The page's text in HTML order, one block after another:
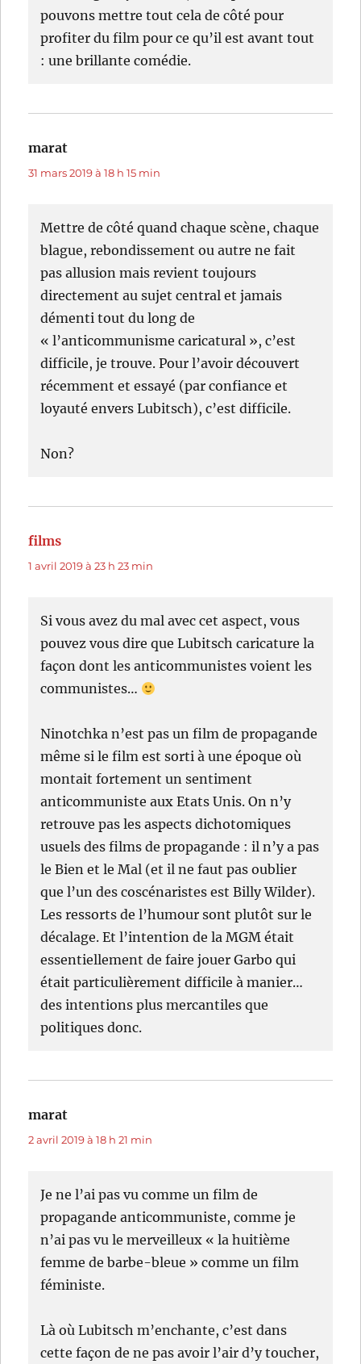
pouvons mettre tout cela de côté pour
profiter du film pour ce qu’il est avant tout
: une brillante comédie.
marat
31 mars 2019 à 18 h 15 min
Mettre de côté quand chaque scène, chaque
blague, rebondissement ou autre ne fait
pas allusion mais revient toujours
directement au sujet central et jamais
démenti tout du long de
« l’anticommunisme caricatural », c’est
difficile, je trouve. Pour l’avoir découvert
récemment et essayé (par confiance et
loyauté envers Lubitsch), c’est difficile.
Non?
films
1 avril 2019 à 23 h 23 min
Si vous avez du mal avec cet aspect, vous
pouvez vous dire que Lubitsch caricature la
façon dont les anticommunistes voient les
communistes…
Ninotchka n’est pas un film de propagande
même si le film est sorti à une époque où
montait fortement un sentiment
anticommuniste aux Etats Unis. On n’y
retrouve pas les aspects dichotomiques
usuels des films de propagande : il n’y a pas
le Bien et le Mal (et il ne faut pas oublier
que l’un des coscénaristes est Billy Wilder).
Les ressorts de l’humour sont plutôt sur le
décalage. Et l’intention de la MGM était
essentiellement de faire jouer Garbo qui
était particulièrement difficile à manier…
des intentions plus mercantiles que
politiques donc.
marat
2 avril 2019 à 18 h 21 min
Je ne l’ai pas vu comme un film de
propagande anticommuniste, comme je
n’ai pas vu le merveilleux « la huitième
femme de barbe-bleue » comme un film
féministe.
Là où Lubitsch m’enchante, c’est dans
cette façon de ne pas avoir l’air d’y toucher,